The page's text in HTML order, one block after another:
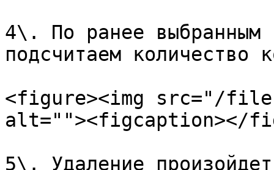
4\. По ранее выбранным
подсчитаем количество
<figure><img src="/
alt=""><figcaption></
5\. Удаление